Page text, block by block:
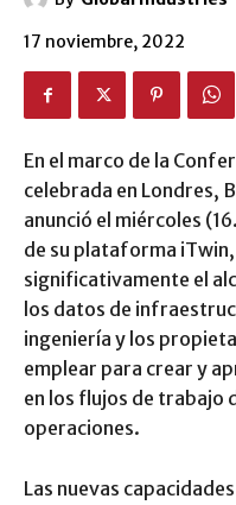
17 noviembre, 2022
En el marco de la
celebrada en Londres,
anunció el miércoles
de su plataforma
significativamente el
los datos de
ingeniería y los
emplear para crear y
en los flujos de trabajo
operaciones.
Las nuevas